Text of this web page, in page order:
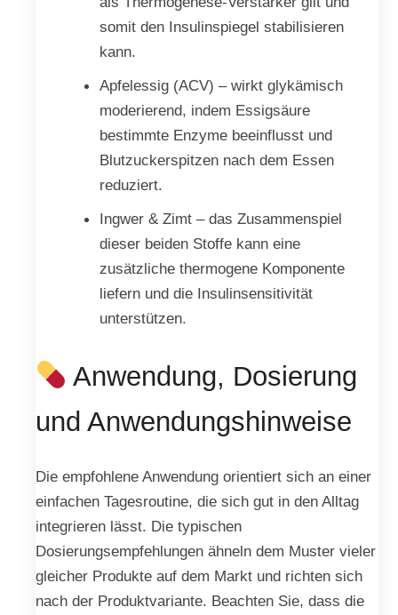
somit den Insulinspiegel stabilisieren
kann.
Apfelessig (ACV) – wirkt glykämisch
moderierend, indem Essigsäure
bestimmte Enzyme beeinflusst und
Blutzuckerspitzen nach dem Essen
reduziert.
Ingwer & Zimt – das Zusammenspiel
dieser beiden Stoffe kann eine
zusätzliche thermogene Komponente
liefern und die Insulinsensitivität
unterstützen.
Anwendung, Dosierung
und Anwendungshinweise
Die empfohlene Anwendung orientiert sich an einer
einfachen Tagesroutine, die sich gut in den Alltag
integrieren lässt. Die typischen
Dosierungsempfehlungen ähneln dem Muster vieler
gleicher Produkte auf dem Markt und richten sich
nach der Produktvariante. Beachten Sie, dass die